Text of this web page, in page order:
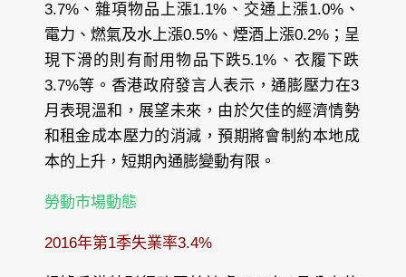
3.7%、雜項物品上漲1.1%、交通上漲1.0%、
電力、燃氣及水上漲0.5%、煙酒上漲0.2%；呈
現下滑的則有耐用物品下跌5.1%、衣履下跌
3.7%等。香港政府發言人表示，通膨壓力在3
月表現溫和，展望未來，由於欠佳的經濟情勢
和租金成本壓力的消減，預期將會制約本地成
本的上升，短期內通膨變動有限。
勞動市場動態
2016年第1季失業率3.4%